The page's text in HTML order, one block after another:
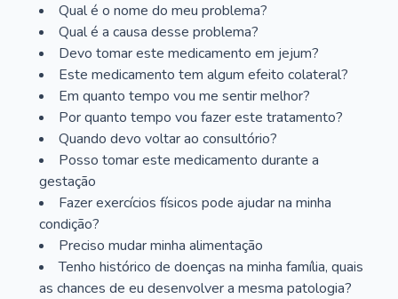
Qual é o nome do meu problema?
Qual é a causa desse problema?
Devo tomar este medicamento em jejum?
Este medicamento tem algum efeito colateral?
Em quanto tempo vou me sentir melhor?
Por quanto tempo vou fazer este tratamento?
Quando devo voltar ao consultório?
Posso tomar este medicamento durante a
gestação
Fazer exercícios físicos pode ajudar na minha
condição?
Preciso mudar minha alimentação
Tenho histórico de doenças na minha família, quais
as chances de eu desenvolver a mesma patologia?